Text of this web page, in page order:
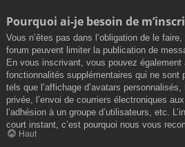
Pourquoi ai-je besoin de
Vous n’êtes pas dans l’obligation de le
forum peuvent limiter la publication de
En vous inscrivant, vous pouvez également
fonctionnalités supplémentaires qui ne sont
tels que l’affichage d’avatars
privée, l’envoi de courriers électroniques
l’adhésion à un groupe d’utilisateurs, etc.
court instant, c’est pourquoi nous vous
Haut